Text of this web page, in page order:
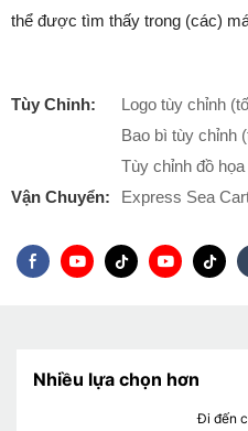
thể được tìm thấy trong (các)
Tùy Chỉnh:
Logo tùy chỉnh
Bao bì tùy chỉnh
Tùy chỉnh đồ
Vận Chuyển:
Express Sea
Nhiều lựa chọn hơn
Đi đến